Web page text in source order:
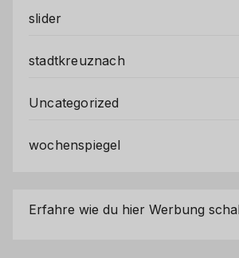
slider
stadtkreuznach
Uncategorized
wochenspiegel
Erfahre wie du hier Werbung